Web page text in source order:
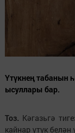
Үтүкнең табанын
ысуллары бар.
Тоз. Кәгазьгә
кайнар үтүк белән